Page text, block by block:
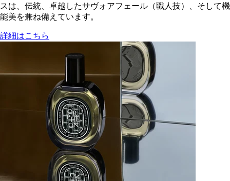
スは、伝統、卓越したサヴォアフェール（職人技）、そして機
能美を兼ね備えています。
詳細はこちら